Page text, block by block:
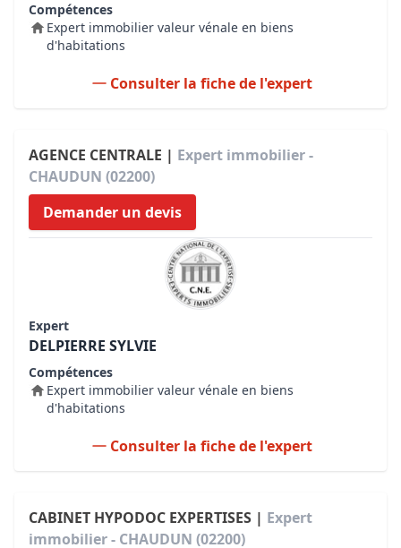
Compétences
Expert immobilier valeur vénale en biens
d'habitations
Consulter la fiche de l'expert
AGENCE CENTRALE | Expert immobilier -
CHAUDUN (02200)
Demander un devis
Expert
DELPIERRE SYLVIE
Compétences
Expert immobilier valeur vénale en biens
d'habitations
Consulter la fiche de l'expert
CABINET HYPODOC EXPERTISES | Expert
immobilier - CHAUDUN (02200)